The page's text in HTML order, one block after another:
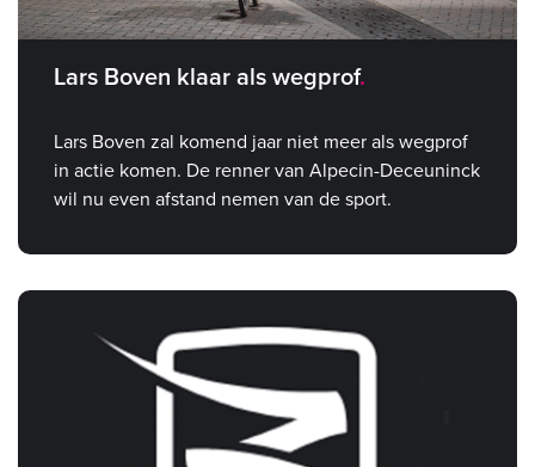
Lars Boven klaar als wegprof
Lars Boven zal komend jaar niet meer als wegprof
in actie komen. De renner van Alpecin-Deceuninck
wil nu even afstand nemen van de sport.